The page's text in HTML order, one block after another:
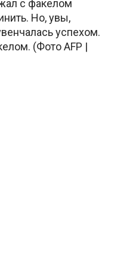
с факелом
Но, увы,
успехом.
(Фото AFP |